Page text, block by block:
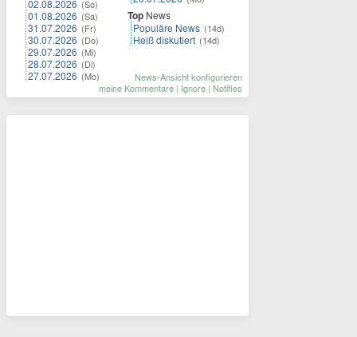
02.08.2026 (So)
01.08.2026 (Sa)
31.07.2026 (Fr)
30.07.2026 (Do)
29.07.2026 (Mi)
28.07.2026 (Di)
27.07.2026 (Mo)
Top News
Populäre News (14d)
Heiß diskutiert (14d)
News-Ansicht konfigurieren
meine Kommentare | Ignore | Notifies